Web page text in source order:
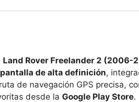
Land Rover Freelander 2 (2006-
pantalla de alta definición,
de navegación GPS precisa,
desde la Google Play Store.